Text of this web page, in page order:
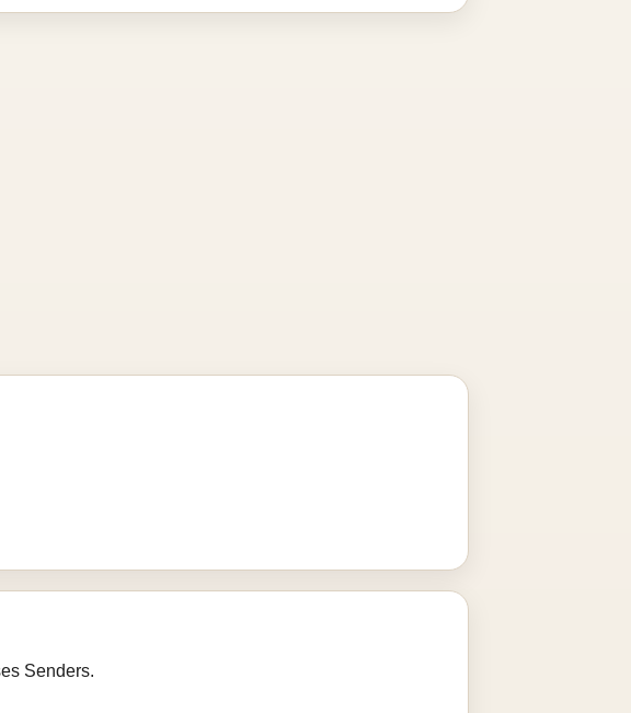
Senders.